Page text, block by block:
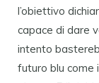
l’obiettivo
capace di dare
intento
futuro blu come